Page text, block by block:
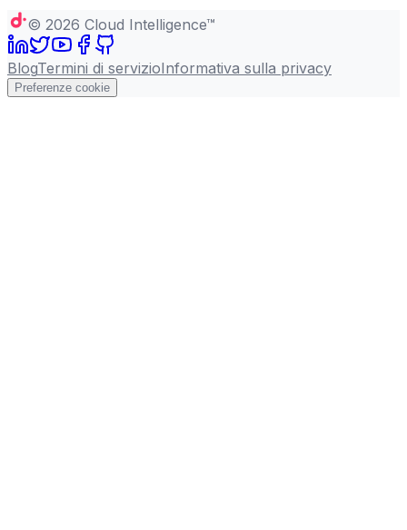
© 2026 Cloud Intelligence™
BlogTermini di servizioInformativa sulla privacy
Preferenze cookie